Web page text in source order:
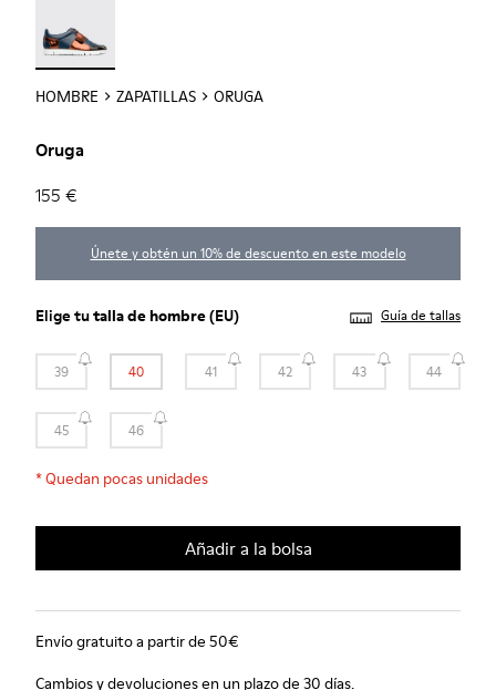
HOMBRE ZAPATILLAS ORUGA
Oruga
155 €
Únete y obtén un 10% de descuento en este modelo
Elige tutalla de hombre(EU) Guía de tallas
39 40 41 42 43 44
45 46
*Quedan pocas unidades
Añadir a la bolsa
Envío gratuito a partir de 50€
Cambios y devoluciones en un plazo de 30 días.